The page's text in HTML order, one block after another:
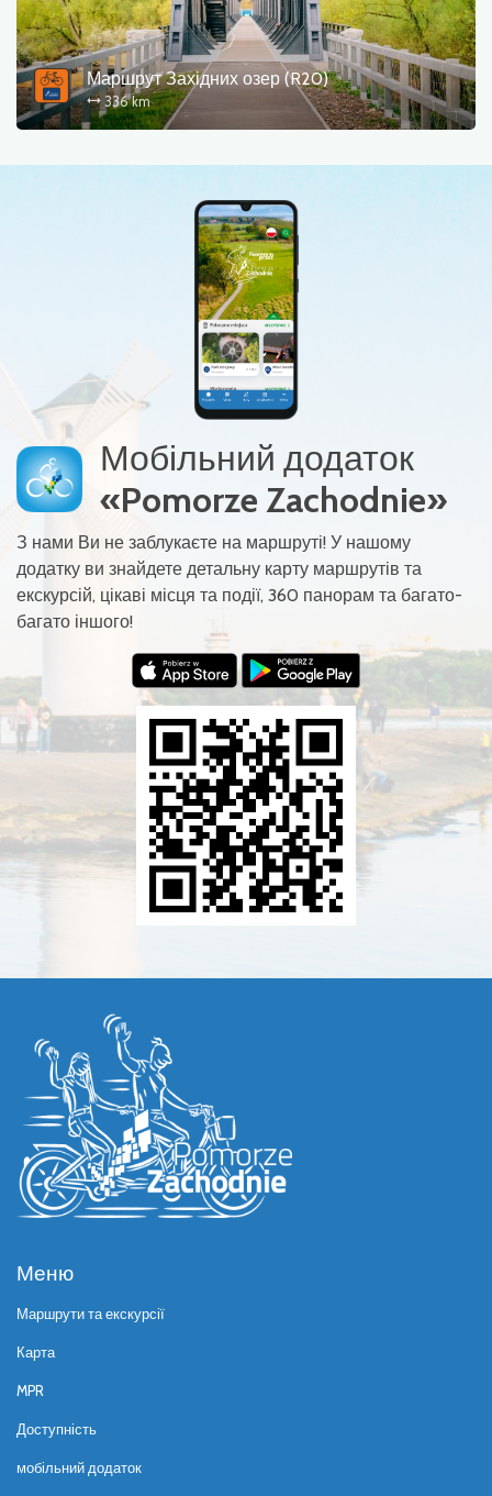
Маршрут Західних озер (R20)
336 km
Мобільний додаток
«Pomorze Zachodnie»
З нами Ви не заблукаєте на маршруті! У нашому
додатку ви знайдете детальну карту маршрутів та
екскурсій, цікаві місця та події, 360 панорам та багато-
багато іншого!
Меню
Маршрути та екскурсії
Карта
MPR
Доступність
мобільний додаток